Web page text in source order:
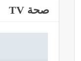
صحة TV